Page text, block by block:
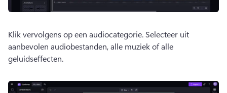
Klik vervolgens op een audiocategorie. Selecteer uit
aanbevolen audiobestanden, alle muziek of alle
geluidseffecten.